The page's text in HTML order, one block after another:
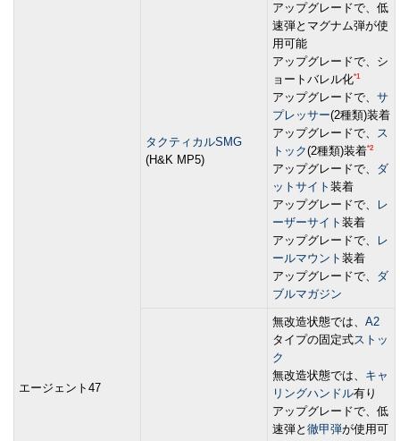
エージェント47
タクティカルSMG
(H&K MP5)
アップグレードで、低
速弾とマグナム弾が使
用可能
アップグレードで、シ
ョートバレル化*1
アップグレードで、 サ
プレッサー(2種類)装着
アップグレードで、 ス
トック(2種類)装着*2
アップグレードで、 ダ
ットサイト 装着
アップグレードで、
レ
ーザーサイト 装着
アップグレードで、
レ
ールマウント 装着
アップグレードで、 ダ
ブルマガジン
無改造状態では、 A2
タイプの固定式ストッ
ク
無改造状態では、 キャ
リングハンドル有り
アップグレードで、低
速弾と 徹甲弾が使用可